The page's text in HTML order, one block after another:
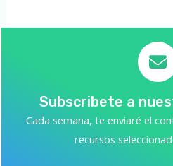
Subscribete a
Cada semana, te enviaré el
recursos